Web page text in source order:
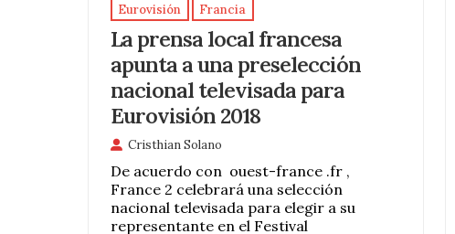
Eurovisión Francia
La prensa local francesa
apunta a una preselección
nacional televisada para
Eurovisión 2018
Cristhian Solano
De acuerdo con ouest-france .fr ,
France 2 celebrará una selección
nacional televisada para elegir a su
representante en el Festival